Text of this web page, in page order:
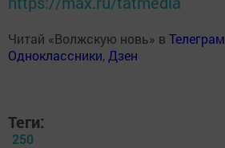
Читай «Волжскую новь» в Телеграм
Одноклассники, Дзен
Теги:
250